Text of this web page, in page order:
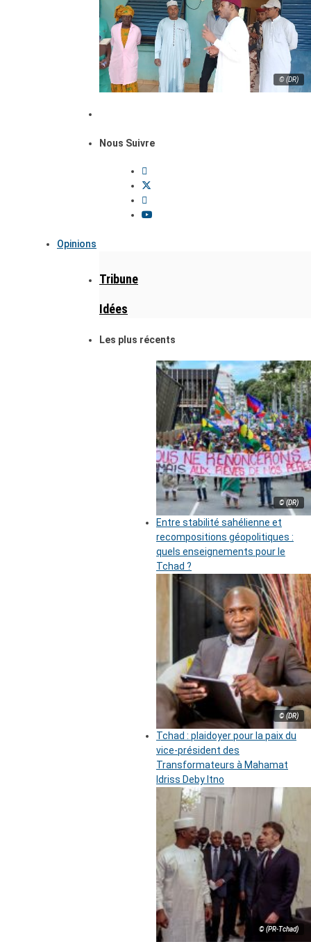
© (DR)
Nous Suivre
Opinions
Tribune
Idées
Les plus récents
© (DR)
Entre stabilité sahélienne et
recompositions géopolitiques :
quels enseignements pour le
Tchad ?
© (DR)
Tchad : plaidoyer pour la paix du
vice-président des
Transformateurs à Mahamat
Idriss Deby Itno
© (PR-Tchad)